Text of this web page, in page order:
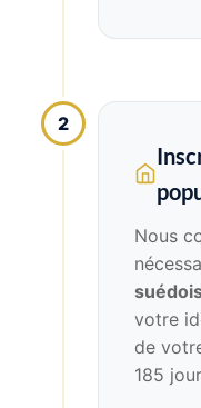
2
Nous
votre
de
185